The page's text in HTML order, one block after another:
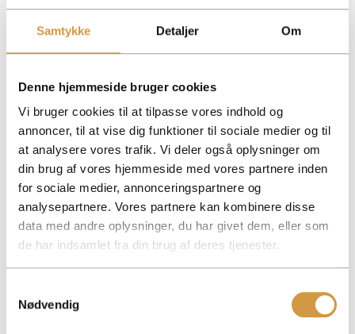
Samtykke Detaljer Om
Denne hjemmeside bruger cookies
Vi bruger cookies til at tilpasse vores indhold og
annoncer, til at vise dig funktioner til sociale medier og til
at analysere vores trafik. Vi deler også oplysninger om
din brug af vores hjemmeside med vores partnere inden
for sociale medier, annonceringspartnere og
analysepartnere. Vores partnere kan kombinere disse
data med andre oplysninger, du har givet dem, eller som
de har indsamlet fra din brug af deres tjenester.
Nødvendig
realisationsprincip, lagerprincip og opgørelse af gevinst og tab.
Facebook
Mastodon
EmailShare
Bespisning og fradrag – regler for
virksomheder